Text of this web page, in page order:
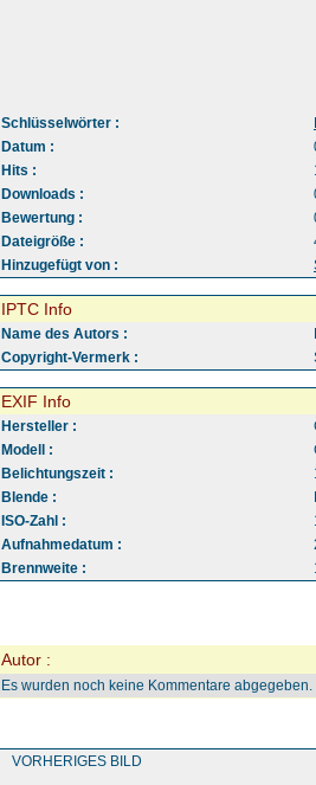
Schlüsselwörter :
Datum :
Hits :
Downloads :
Bewertung :
Dateigröße :
Hinzugefügt von :
IPTC Info
Name des Autors :
Copyright-Vermerk :
EXIF Info
Hersteller :
Modell :
Belichtungszeit :
Blende :
ISO-Zahl :
Aufnahmedatum :
Brennweite :
Autor :
Es wurden noch keine Kommentare abgegeben.
VORHERIGES BILD